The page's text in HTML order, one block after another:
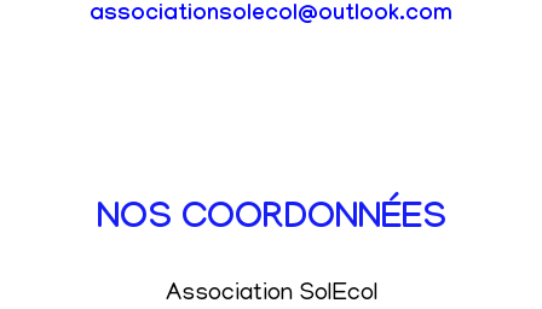
associationsolecol@outlook.com
NOS COORDONNÉES
Association SolEcol